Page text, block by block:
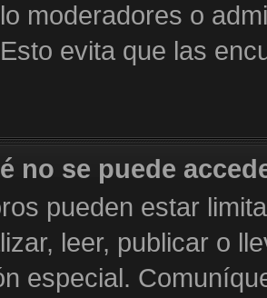
moderadores o
evita que las
no se puede
pueden estar
leer, publicar o
especial.